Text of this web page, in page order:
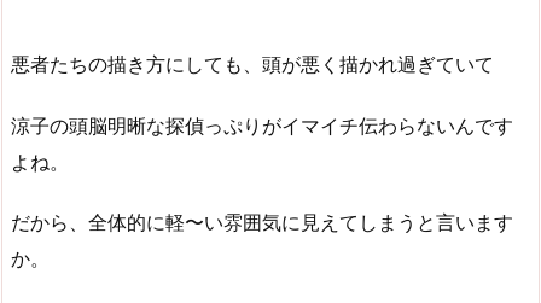
悪者たちの描き方にしても、頭が悪く描かれ過ぎていて
涼子の頭脳明晰な探偵っぷりがイマイチ伝わらないんです
よね。
だから、全体的に軽〜い雰囲気に見えてしまうと言います
か。